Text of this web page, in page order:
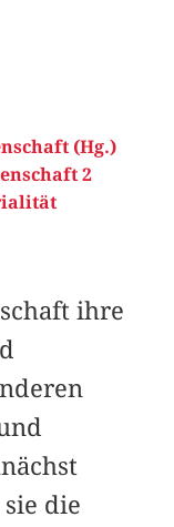
(Hg.)
2
ihre
die